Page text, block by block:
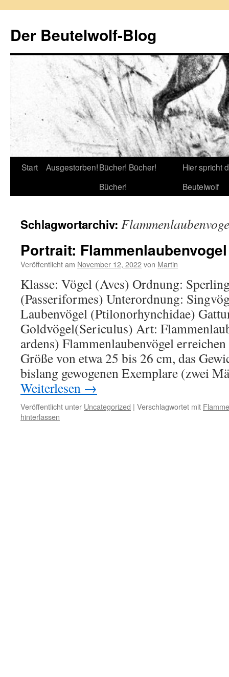
springen
Der Beutelwolf-Blog
Start Ausgestorben!Bücher! Bücher!
Bücher!
Hier spricht
Beutelwolf
Schlagwortarchiv:
Portrait: Flammenlaubenvogel
Veröffentlicht am November 12, 2022von Martin
Klasse: Vögel (Aves) Ordnung:
(Passeriformes) Unterordnung:
Laubenvögel (Ptilonorhynchidae)
Goldvögel(Sericulus) Art:
ardens) Flammenlaubenvögel erreichen
Größe von etwa 25 bis 26 cm, das
bislang gewogenen Exemplare (zwei
Weiterlesen →
Veröffentlicht unter Uncategorized | Verschlagwortet mit
hinterlassen